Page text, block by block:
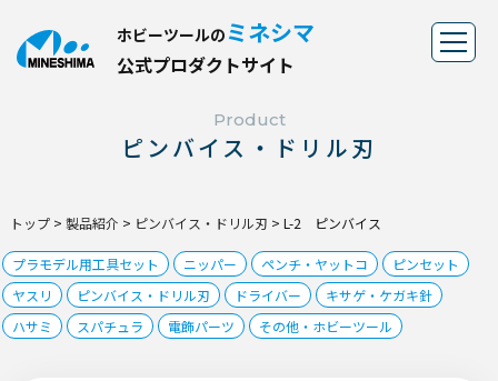
ホビーツールの ミネシマ
公式プロダク トサイ ト
Product
ピンバイス・ドリル刃
トップ> 製品紹介 > ピンバイス・ドリル刃 > L-2 ピンバイス
プラモデル用工具セット ニッパー ペンチ・ヤットコ
ピンセット
ヤスリ
ピンバイス・ドリル刃 ドライバー
キサゲ・ケガキ針
ハサミ
スパチュラ 電飾パーツ その他・ホビーツール